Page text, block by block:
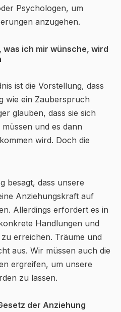
Psychologen, um
anzugehen.
was ich mir wünsche, wird
ist die Vorstellung, dass
wie ein Zauberspruch
glauben, dass sie sich
und es dann
wird. Doch die
besagt, dass unsere
Anziehungskraft auf
Allerdings erfordert es in
Handlungen und
erreichen. Träume und
aus. Wir müssen auch die
ergreifen, um unsere
zu lassen.
der Anziehung